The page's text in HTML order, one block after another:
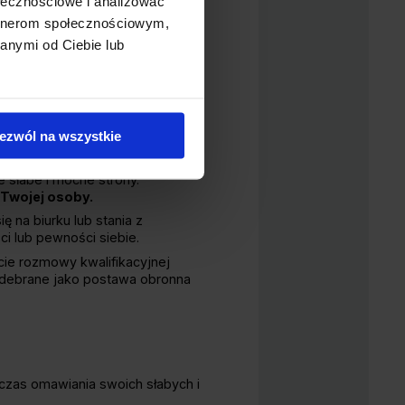
społecznościowym,
od Ciebie lub
na wszystkie
się konkretów i
do mówienia o wadach,
i jak chcesz je
i mocne strony.
osoby.
na biurku lub stania z
lub pewności siebie.
rozmowy kwalifikacyjnej
jako postawa obronna
omawiania swoich słabych i